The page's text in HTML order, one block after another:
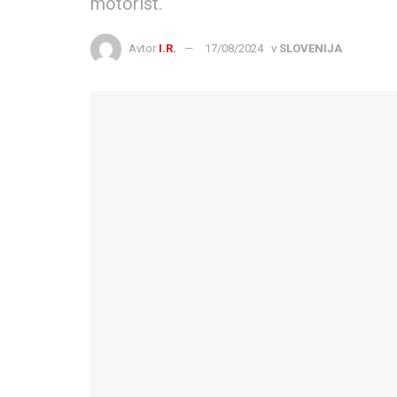
Avtor I.R. 17/08/2024 v SLOVENIJA